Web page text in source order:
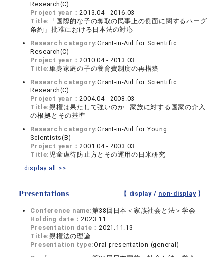
Research(C)
Project year：2013.04 - 2016.03
Title: 「国際的な子の奪取の民事上の側面に関するハーグ
条約」批准における日本法の対応
Research category:Grant-in-Aid for Scientific
Research(C)
Project year：2010.04 - 2013.03
Title:単身家庭の子の養育費制度の再構築
Research category:Grant-in-Aid for Scientific
Research(C)
Project year：2004.04 - 2008.03
Title:親権は果たして強いのか―家族に対する国家の介入
の根拠とその基準
Research category:Grant-in-Aid for Young
Scientists(B)
Project year：2001.04 - 2003.03
Title: 児童虐待防止方とその運用の日米研究
display all >>
Presentations 【 display / non-display】
Conference name:第38回日本＜家族社会と法＞学会
Holding date：2023.11
Presentation date：2021.11.13
Title:親権法の理論
Presentation type:Oral presentation (general)